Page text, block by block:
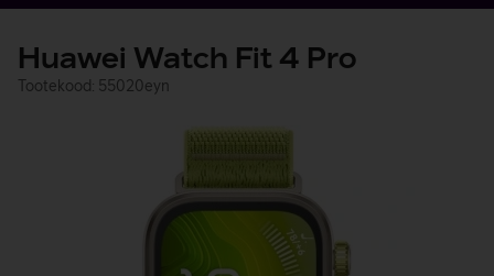
Huawei Watch Fit 4 Pro
Tootekood: 55020eyn